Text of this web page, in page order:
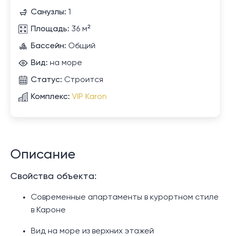
Санузлы: 1
Площадь: 36 м²
Бассейн: Общий
Вид: на море
Статус: Строится
Комплекс: VIP Karon
Описание
Свойства объекта:
Современные апартаменты в курортном стиле
в Кароне
Вид на море из верхних этажей